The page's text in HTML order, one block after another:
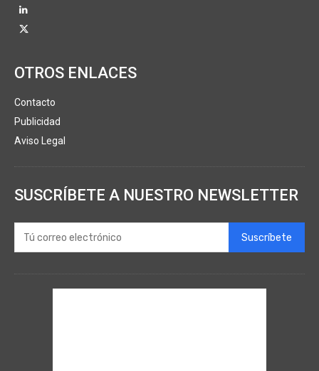
OTROS ENLACES
Contacto
Publicidad
Aviso Legal
SUSCRÍBETE A NUESTRO NEWSLETTER
Suscríbete